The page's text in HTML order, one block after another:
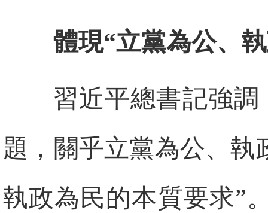
體現“立黨為公、
習近平總書記強
題，關乎立黨為公、執
執政為民的本質要求”